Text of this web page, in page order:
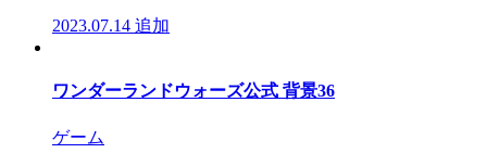
2023.07.14 追加
ワンダーランドウォーズ公式 背景36
ゲーム